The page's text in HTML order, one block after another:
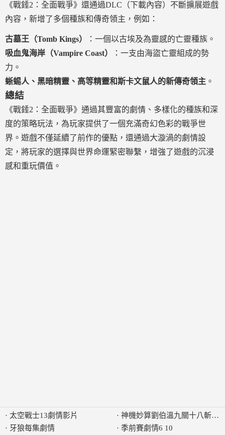
《戰錘2：全面戰爭》還通過DLC（下載內容）不斷擴展遊戲
內容，新增了多個種族和傳奇領主，例如：
古墓王（Tomb Kings）
：一個以古埃及為靈感的亡靈種族。
吸血鬼海岸（Vampire Coast）
：一支由海盜亡靈組成的勢
力。
蜥蜴人、黑暗精靈、高等精靈和斯卡文鼠人的新傳奇領主 。
總結
《戰錘2：全面戰爭》通過其豐富的劇情、多樣化的種族和深
度的策略玩法，為玩家提供了一個充滿奇幻色彩的戰爭世
界。遊戲不僅延續了前作的優點，還通過大漩渦的劇情設
定，將玩家的選擇與世界命運緊密聯繫，增強了遊戲的沉浸
感和重玩價值。
· 太空戰士13劇情影片
· 牙狼每集劇情
· 神機妙算劉伯溫九關十八斬劇
· 季前賽劇情6 10